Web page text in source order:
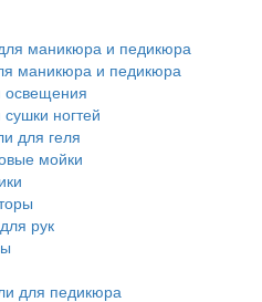
маникюра и педикюра
маникюра и педикюра
ногтей
для геля
мойки
рук
для педикюра